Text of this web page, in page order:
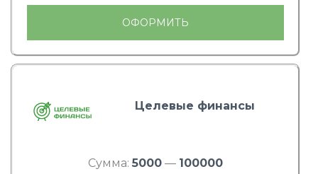
ОФОРМИТЬ
Целевые финансы
Сумма: 5000 — 100000